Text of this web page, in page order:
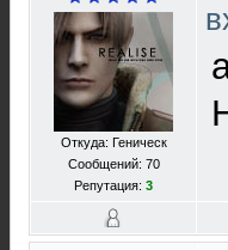
Откуда: Геническ
Сообщений: 70
Репутация: 3